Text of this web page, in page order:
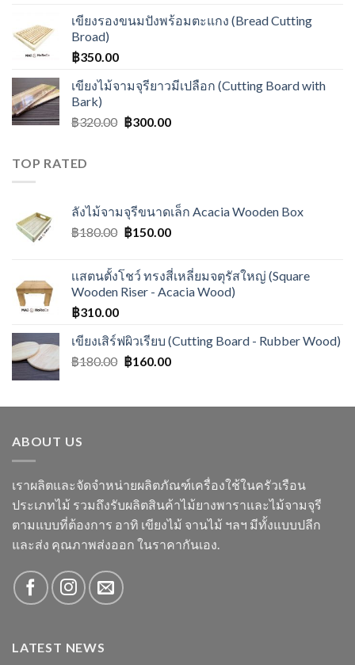
เขียงรองขนมปังพร้อมตะแกง (Bread Cutting
Broad)
฿350.00
เขียงไม้จามจุรียาวมีเปลือก (Cutting Board with
Bark)
฿320.00 ฿300.00
TOP RATED
ลังไม้จามจุรีขนาดเล็ก Acacia Wooden Box
฿180.00 ฿150.00
เเสตนตั้งโชว์ ทรงสี่เหลี่ยมจตุรัสใหญ่ (Square
Wooden Riser - Acacia Wood)
฿310.00
เขียงเสิร์ฟผิวเรียบ (Cutting Board - Rubber Wood)
฿180.00 ฿160.00
ABOUT US
เราผลิตและจัดจำหน่ายผลิตภัณฑ์เครื่องใช้ในครัวเรือน
ประเภทไม้ รวมถึงรับผลิตสินค้าไม้ยางพาราและไม้จามจุรี
ตามแบบที่ต้องการ อาทิ เขียงไม้ จานไม้ ฯลฯ มีทั้งแบบปลีก
และส่ง คุณภาพส่งออก ในราคากันเอง.
LATEST NEWS